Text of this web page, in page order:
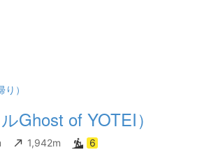
目から下の長い区間は苦戦しました
）
Ghost of YOTEI）
1,942m 6